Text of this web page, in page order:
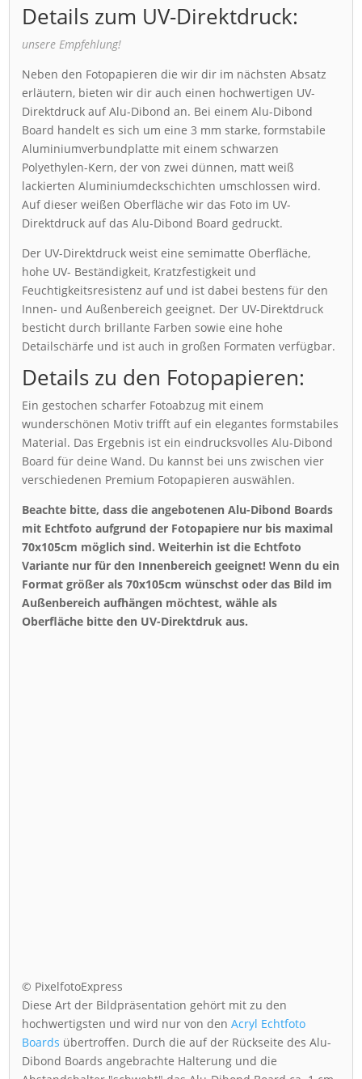
Details zum UV-Direktdruck:
unsere Empfehlung!
Neben den Fotopapieren die wir dir im nächsten Absatz
erläutern, bieten wir dir auch einen hochwertigen UV-
Direktdruck auf Alu-Dibond an. Bei einem Alu-Dibond
Board handelt es sich um eine 3 mm starke, formstabile
Aluminiumverbundplatte mit einem schwarzen
Polyethylen-Kern, der von zwei dünnen, matt weiß
lackierten Aluminiumdeckschichten umschlossen wird.
Auf dieser weißen Oberfläche wir das Foto im UV-
Direktdruck auf das Alu-Dibond Board gedruckt.
Der UV-Direktdruck weist eine semimatte Oberfläche,
hohe UV- Beständigkeit, Kratzfestigkeit und
Feuchtigkeitsresistenz auf und ist dabei bestens für den
Innen- und Außenbereich geeignet. Der UV-Direktdruck
besticht durch brillante Farben sowie eine hohe
Detailschärfe und ist auch in großen Formaten verfügbar.
Details zu den Fotopapieren:
Ein gestochen scharfer Fotoabzug mit einem
wunderschönen Motiv trifft auf ein elegantes formstabiles
Material. Das Ergebnis ist ein eindrucksvolles Alu-Dibond
Board für deine Wand. Du kannst bei uns zwischen vier
verschiedenen Premium Fotopapieren auswählen.
Beachte bitte, dass die angebotenen Alu-Dibond Boards
mit Echtfoto aufgrund der Fotopapiere nur bis maximal
70x105cm möglich sind. Weiterhin ist die Echtfoto
Variante nur für den Innenbereich geeignet! Wenn du ein
Format größer als 70x105cm wünschst oder das Bild im
Außenbereich aufhängen möchtest, wähle als
Oberfläche bitte den UV-Direktdruk aus.
© PixelfotoExpress
Diese Art der Bildpräsentation gehört mit zu den
hochwertigsten und wird nur von denAcryl Echtfoto
Boards übertroffen. Durch die auf der Rückseite des Alu-
Dibond Boards angebrachte Halterung und die